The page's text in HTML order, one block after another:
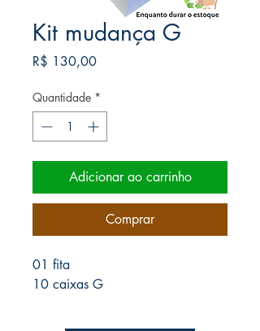
Kit mudança G
R$ 130,00Preço
Quantidade *
Adicionar ao carrinho
Comprar
01 fita
10 caixas G